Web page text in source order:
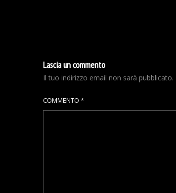
Lascia un commento
Il tuo indirizzo email non sarà pubblicato.
COMMENTO *